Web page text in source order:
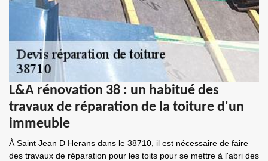
L&A rénovation 38 : un habitué des
travaux de réparation de la toiture d'un
immeuble
À Saint Jean D Herans dans le 38710, il est nécessaire de faire
des travaux de réparation pour les toits pour se mettre à l'abri des